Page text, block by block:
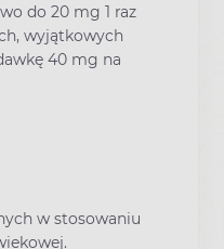
do 20 mg 1 raz
wyjątkowych
40 mg na
w stosowaniu